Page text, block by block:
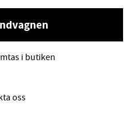
i butiken
oss